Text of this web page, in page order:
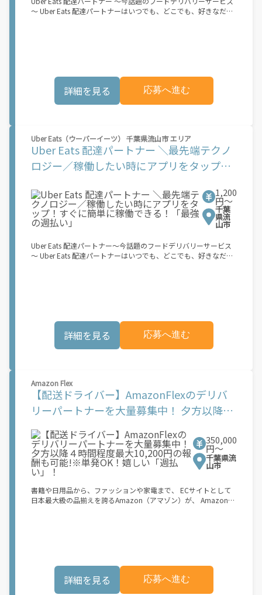
～ Uber Eats 配達パートナーはいつでも、どこでも、好きなだけ
くても問題ありません！ ★自分の自転車・原付バイク(125cc以
下)・軽貨物車両でOK！ ★私服でOK！ ＼万がイチという時も安
心！事故の時は安心の傷害補償！／ 必要なのは【自転車】と【ス
\"\"がいつでも 好きな時間＝稼ぐ時間に！ 家事や授業、サークル
活動など忙しいからこそ、空いた時間を有効活用！自分にあった
スタイルで稼働できます。 「休日に１時間だけ…！」 「予定がな
くなったから今日稼ぐか...！」 時間も場所も自分次第！ 【原付
and普通自動車免許をお持ちの人 【軽貨物またはバイク（125cc
超）もOKですが、その場合は...】 事業用ナンバー（軽自動車の場
合は黒ナンバー、バイクの場合は緑ナンバー）が必要になりま
す。 ※稼働できるのは、あなたの街で Uber Eats のサービスが開
始してからになります。サービス開始日は、アカウント作成後に
市でのサービス開始に向けた準備を進めており、現在、配達パー
トナー希望者に対してプラットフォームへの事前登録の機会を提
\"\"\"\"\"
詳細を見る 応募へ進む
Uber Eats（ウーバーイーツ） 千葉県流山市 エリア
Uber Eats 配達パートナー ＼最先端テクノ
ロジー／稼働したい時にアプリをタップ！
い」
1,200
円〜
千葉
県流
山市
Uber Eats 配達パートナー～今話題のフードデリバリーサービス
～ Uber Eats 配達パートナーはいつでも、どこでも、好きなだけ
題ありません！ ★自分の自転車・原付バイク(125cc以下)・軽貨
物車両でOK！ ★私服でOK！ ＼万がイチという時も安心！事故の
時は安心の傷害補償！／ 必要なのは【自転車】と【スマホ】の
間＝稼ぐ時間に！ 家事や授業、サークル活動など忙しいからこ
そ、空いた時間を有効活用！自分にあったスタイルで稼働できま
す。 「休日に１時間だけ！」 「予定がなくなったから今日稼ぐ
か...！」 時間も場所も自分次第！ 【原付（125cc以下）で配達希
ちの人 【軽貨物またはバイク（125cc超）もOKですが、その場合
は...】 事業用ナンバー（軽自動車の場合は黒ナンバー、バイクの
場合は緑ナンバー）が必要になります。 ※稼働できるのは、あな
たの街で Uber Eats のサービスが開始してからになります。サー
ビス開始日は、アカウント作成後に配信されるメールをご確認く
詳細を見る 応募へ進む
Amazon Flex
【配送ドライバー】AmazonFlexのデリバ
リーパートナーを大量募集中！ 夕方以降４
時間程度最大10,200円の報酬も可能!※単発
OK！嬉しい「週払い」！
350,000
円〜
千葉県流
山市
書籍や日用品から、ファッションや家電まで、 ECサイトとして
日本最大級の品揃えを誇るAmazon（アマゾン）が、 Amazon
ンタル・リースサービスも利用できます！ 【Amazon Flexの魅
力】 ・少ない荷物量から試すこともでき、すぐ、簡単に始められ
る！ ・稼働する日や時間帯を自分で自由に決められるから、スキ
詳細を見る 応募へ進む